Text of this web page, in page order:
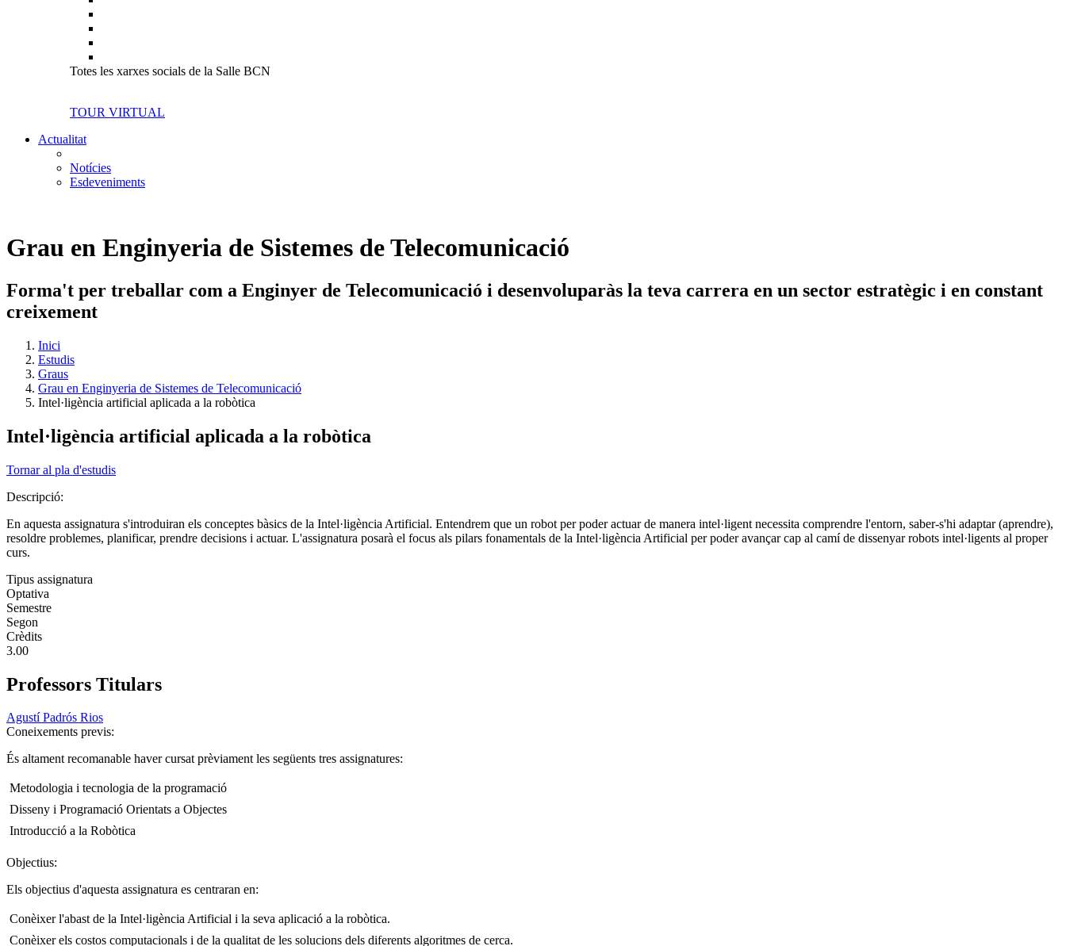
Totes les xarxes socials de la Salle BCN
TOUR VIRTUAL
Actualitat
Notícies
Esdeveniments
Grau en Enginyeria de Sistemes de Telecomunicació
Forma't per treballar com a Enginyer de Telecomunicació i desenvoluparàs la teva carrera en un sector estratègic i en constant
creixement
Inici
Estudis
Graus
Grau en Enginyeria de Sistemes de Telecomunicació
Intel·ligència artificial aplicada a la robòtica
Intel·ligència artificial aplicada a la robòtica
Tornar al pla d'estudis
Descripció:
En aquesta assignatura s'introduiran els conceptes bàsics de la Intel·ligència Artificial. Entendrem que un robot per poder actuar de manera intel·ligent necessita comprendre l'entorn, saber-s'hi adaptar (aprendre),
resoldre problemes, planificar, prendre decisions i actuar. L'assignatura posarà el focus als pilars fonamentals de la Intel·ligència Artificial per poder avançar cap al camí de dissenyar robots intel·ligents al proper
curs.
Tipus assignatura
Optativa
Semestre
Segon
Crèdits
3.00
Professors Titulars
Agustí Padrós Rios
Coneixements previs:
És altament recomanable haver cursat prèviament les següents tres assignatures:
 Metodologia i tecnologia de la programació
 Disseny i Programació Orientats a Objectes
 Introducció a la Robòtica
Objectius:
Els objectius d'aquesta assignatura es centraran en:
 Conèixer l'abast de la Intel·ligència Artificial i la seva aplicació a la robòtica.
 Conèixer els costos computacionals i de la qualitat de les solucions dels diferents algoritmes de cerca.